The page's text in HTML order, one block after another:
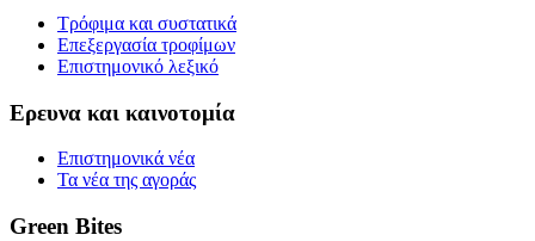
Τρόφιμα και συστατικά
Επεξεργασία τροφίμων
Επιστημονικό λεξικό
Ερευνα και καινοτομία
Επιστημονικά νέα
Τα νέα της αγοράς
Green Bites